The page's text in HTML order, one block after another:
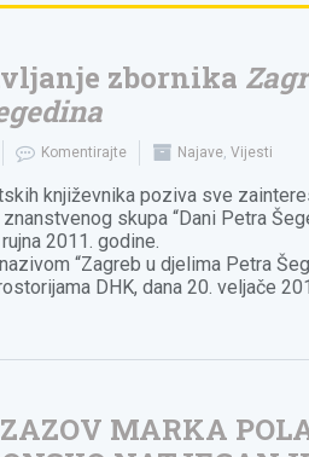
zbornika
Komentirajte Najave ,Vijesti
književnika poziva sve
skupa “Dani Petra
2011. godine.
“Zagreb u djelima Petra
DHK, dana 20. veljače
MARKA